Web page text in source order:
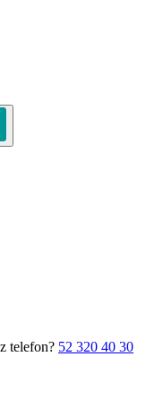
telefon? 52 320 40 30